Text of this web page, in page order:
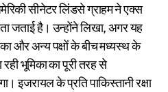
सीनेटर लिंडसे ग्राहम ने एक्स
जताई है। उन्होंने लिखा, अगर यह
और अन्य पक्षों के बीच मध्यस्थ के
रही भूमिका का पूरी तरह से
इजरायल के प्रति पाकिस्तानी रक्षा